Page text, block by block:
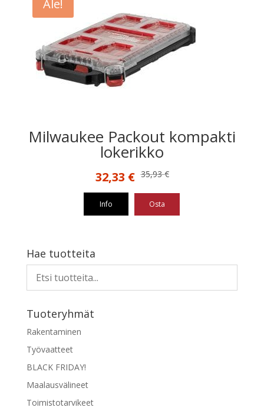
Ale!
Milwaukee Packout kompakti
lokerikko
35,93€
Alkuperäinen
35,93 €.
32,33 €Nykyinen
32,33 €.
Info Osta
Hae tuotteita
Tuoteryhmät
Rakentaminen
Työvaatteet
BLACK FRIDAY!
Maalausvälineet
Toimistotarvikeet